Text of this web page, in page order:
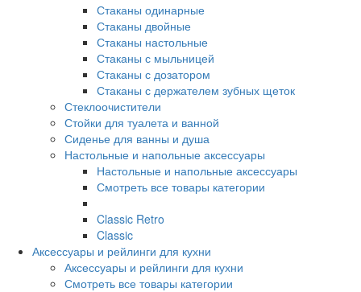
Стаканы одинарные
Стаканы двойные
Стаканы настольные
Стаканы с мыльницей
Стаканы с дозатором
Стаканы с держателем зубных щеток
Стеклоочистители
Стойки для туалета и ванной
Сиденье для ванны и душа
Настольные и напольные аксессуары
Настольные и напольные аксессуары
Смотреть все товары категории
Classic Retro
Classic
Аксессуары и рейлинги для кухни
Аксессуары и рейлинги для кухни
Смотреть все товары категории